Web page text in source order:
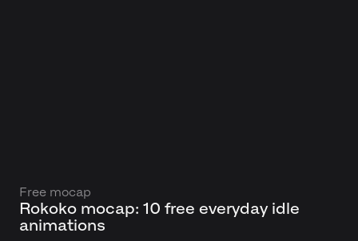
Free mocap
Rokoko mocap: 10 free everyday idle
animations